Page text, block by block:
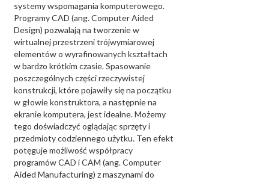
systemy wspomagania komputerowego.
Programy CAD (ang. Computer Aided
Design) pozwalają na tworzenie w
wirtualnej przestrzeni trójwymiarowej
elementów o wyrafinowanych kształtach
w bardzo krótkim czasie. Spasowanie
poszczególnych części rzeczywistej
konstrukcji, które pojawiły się na początku
w głowie konstruktora, a następnie na
ekranie komputera, jest idealne. Możemy
tego doświadczyć oglądając sprzęty i
przedmioty codziennego użytku. Ten efekt
potęguje możliwość współpracy
programów CAD i CAM (ang. Computer
Aided Manufacturing) z maszynami do